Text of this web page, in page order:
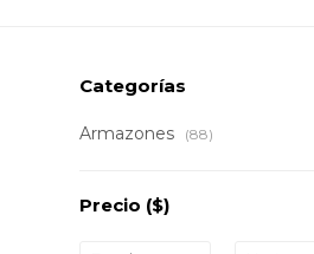
Categorías
Armazones (88)
Precio ($)